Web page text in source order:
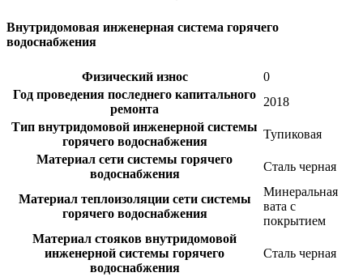
Внутридомовая инженерная система горячего
водоснабжения
Физический износ
0
Год проведения последнего капитального
ремонта
2018
Тип внутридомовой инженерной системы
горячего водоснабжения
Тупиковая
Материал сети системы горячего
водоснабжения
Сталь черная
Материал теплоизоляции сети системы
горячего водоснабжения
Минеральная
вата с
покрытием
Материал стояков внутридомовой
инженерной системы горячего
водоснабжения
Сталь черная